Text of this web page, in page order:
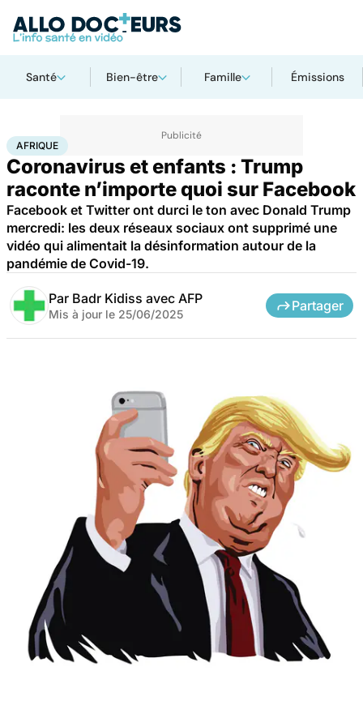
Santé Bien-être Famille Émissions
AccueilSanté Maladies infectieuses
AFRIQUE
Coronavirus et enfants : Trump
raconte n’importe quoi sur Facebook
Facebook et Twitter ont durci le ton avec Donald Trump
mercredi: les deux réseaux sociaux ont supprimé une
vidéo qui alimentait la désinformation autour de la
pandémie de Covid-19.
Par Badr Kidiss avec AFP
Mis à jour le 25/06/2025
Partager